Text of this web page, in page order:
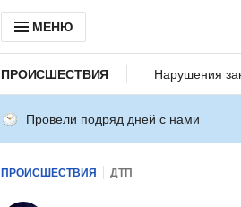
МЕНЮ
ПРОИСШЕСТВИЯ Нарушения
Провели подряд дней с нами
ПРОИСШЕСТВИЯ ДТП